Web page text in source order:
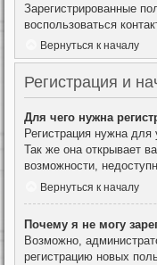
Зарегистрированные
воспользоваться
Вернуться к началу
Регистрация и
Для чего нужна
Регистрация нужна
Так же она открывает
возможности,
Вернуться к началу
Почему я не могу
Возможно,
регистрацию новых